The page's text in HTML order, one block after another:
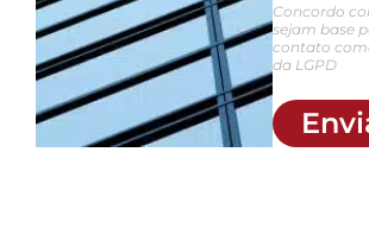
Concordo
sejam base
contato
da LGPD